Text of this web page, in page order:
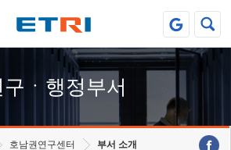
구ㆍ행정부서
호남권연구센터 부서 소개